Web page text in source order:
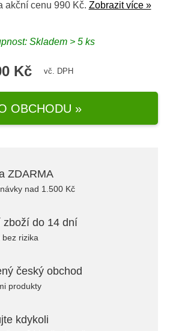
akční cenu 990 Kč. Zobrazit více »
Skladem > 5 ks
Kč vč. DPH
OBCHODU »
ZDARMA
nad 1.500 Kč
zboží do 14 dní
rizika
český obchod
produkty
kdykoli